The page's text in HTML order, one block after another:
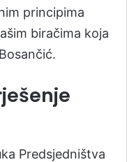
principima
biračima koja
Predsjedništva